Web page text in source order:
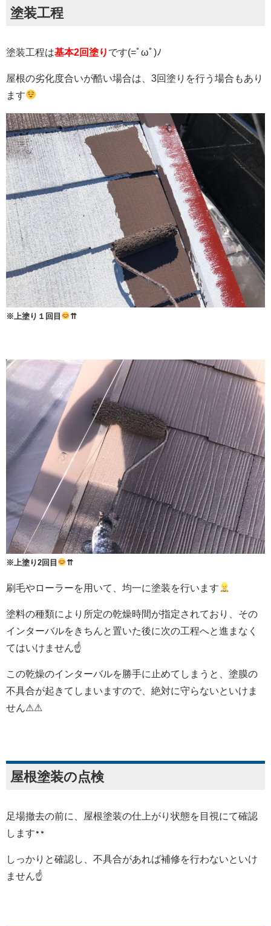
塗装工程
塗装工程は基本2回塗り です(=ﾟωﾟ)ﾉ
屋根の劣化度合いが酷い場合は、3回塗りを行う場合もあり
ます
※上塗り１回目 ⇈
※上塗り2回目 ⇈
刷毛やローラーを用いて、均一に塗装を行います
塗料の種類により所定の乾燥時間が指定されており、その
インターバルをきちんと置いた後に次の工程へと進まなく
てはいけません☝
この乾燥のインターバルを勝手に止めてしまうと、塗膜の
不具合が起きてしまいますので、絶対に守らないといけま
せん⚠⚠
屋根塗装の点検
足場撤去の前に、屋根塗装の仕上がり状態を目視にて確認
します
しっかりと確認し、不具合があれば補修を行わないといけ
ません☝